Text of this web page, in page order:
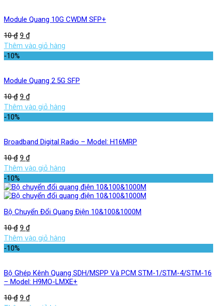
Module Quang 10G CWDM SFP+
10₫ 9 ₫
Thêm vào giỏ hàng
-10%
Module Quang 2.5G SFP
10₫ 9 ₫
Thêm vào giỏ hàng
-10%
Broadband Digital Radio – Model: H16MRP
10₫ 9 ₫
Thêm vào giỏ hàng
-10%
Bộ Chuyển Đổi Quang Điện 10&100&1000M
10₫ 9 ₫
Thêm vào giỏ hàng
-10%
Bộ Ghép Kênh Quang SDH/MSPP Và PCM STM-1/STM-4/STM-16
– Model: H9MO-LMXE+
10₫ 9 ₫